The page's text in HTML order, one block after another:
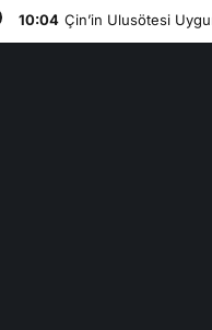
10:04 Çin’in Ulusötesi